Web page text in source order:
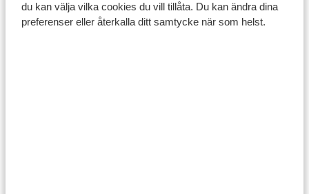
du kan välja vilka cookies du vill tillåta. Du kan ändra dina
preferenser eller återkalla ditt samtycke när som helst.
Ikos Porto Petro
Vasia Resort &